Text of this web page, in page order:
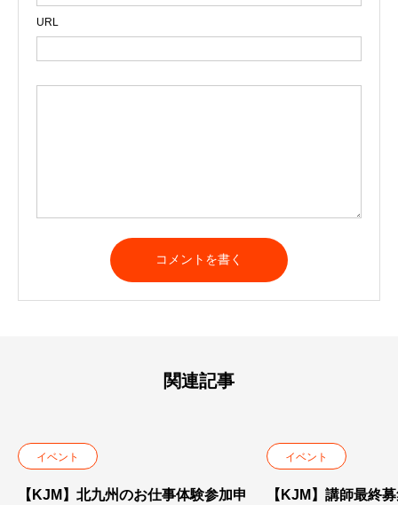
URL
関連記事
イベント
【KJM】北九州のお仕事体験参加申
イベント
【KJM】講師最終